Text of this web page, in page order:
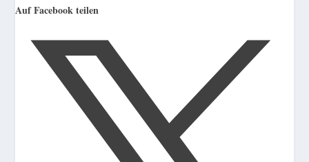
Auf Facebook teilen